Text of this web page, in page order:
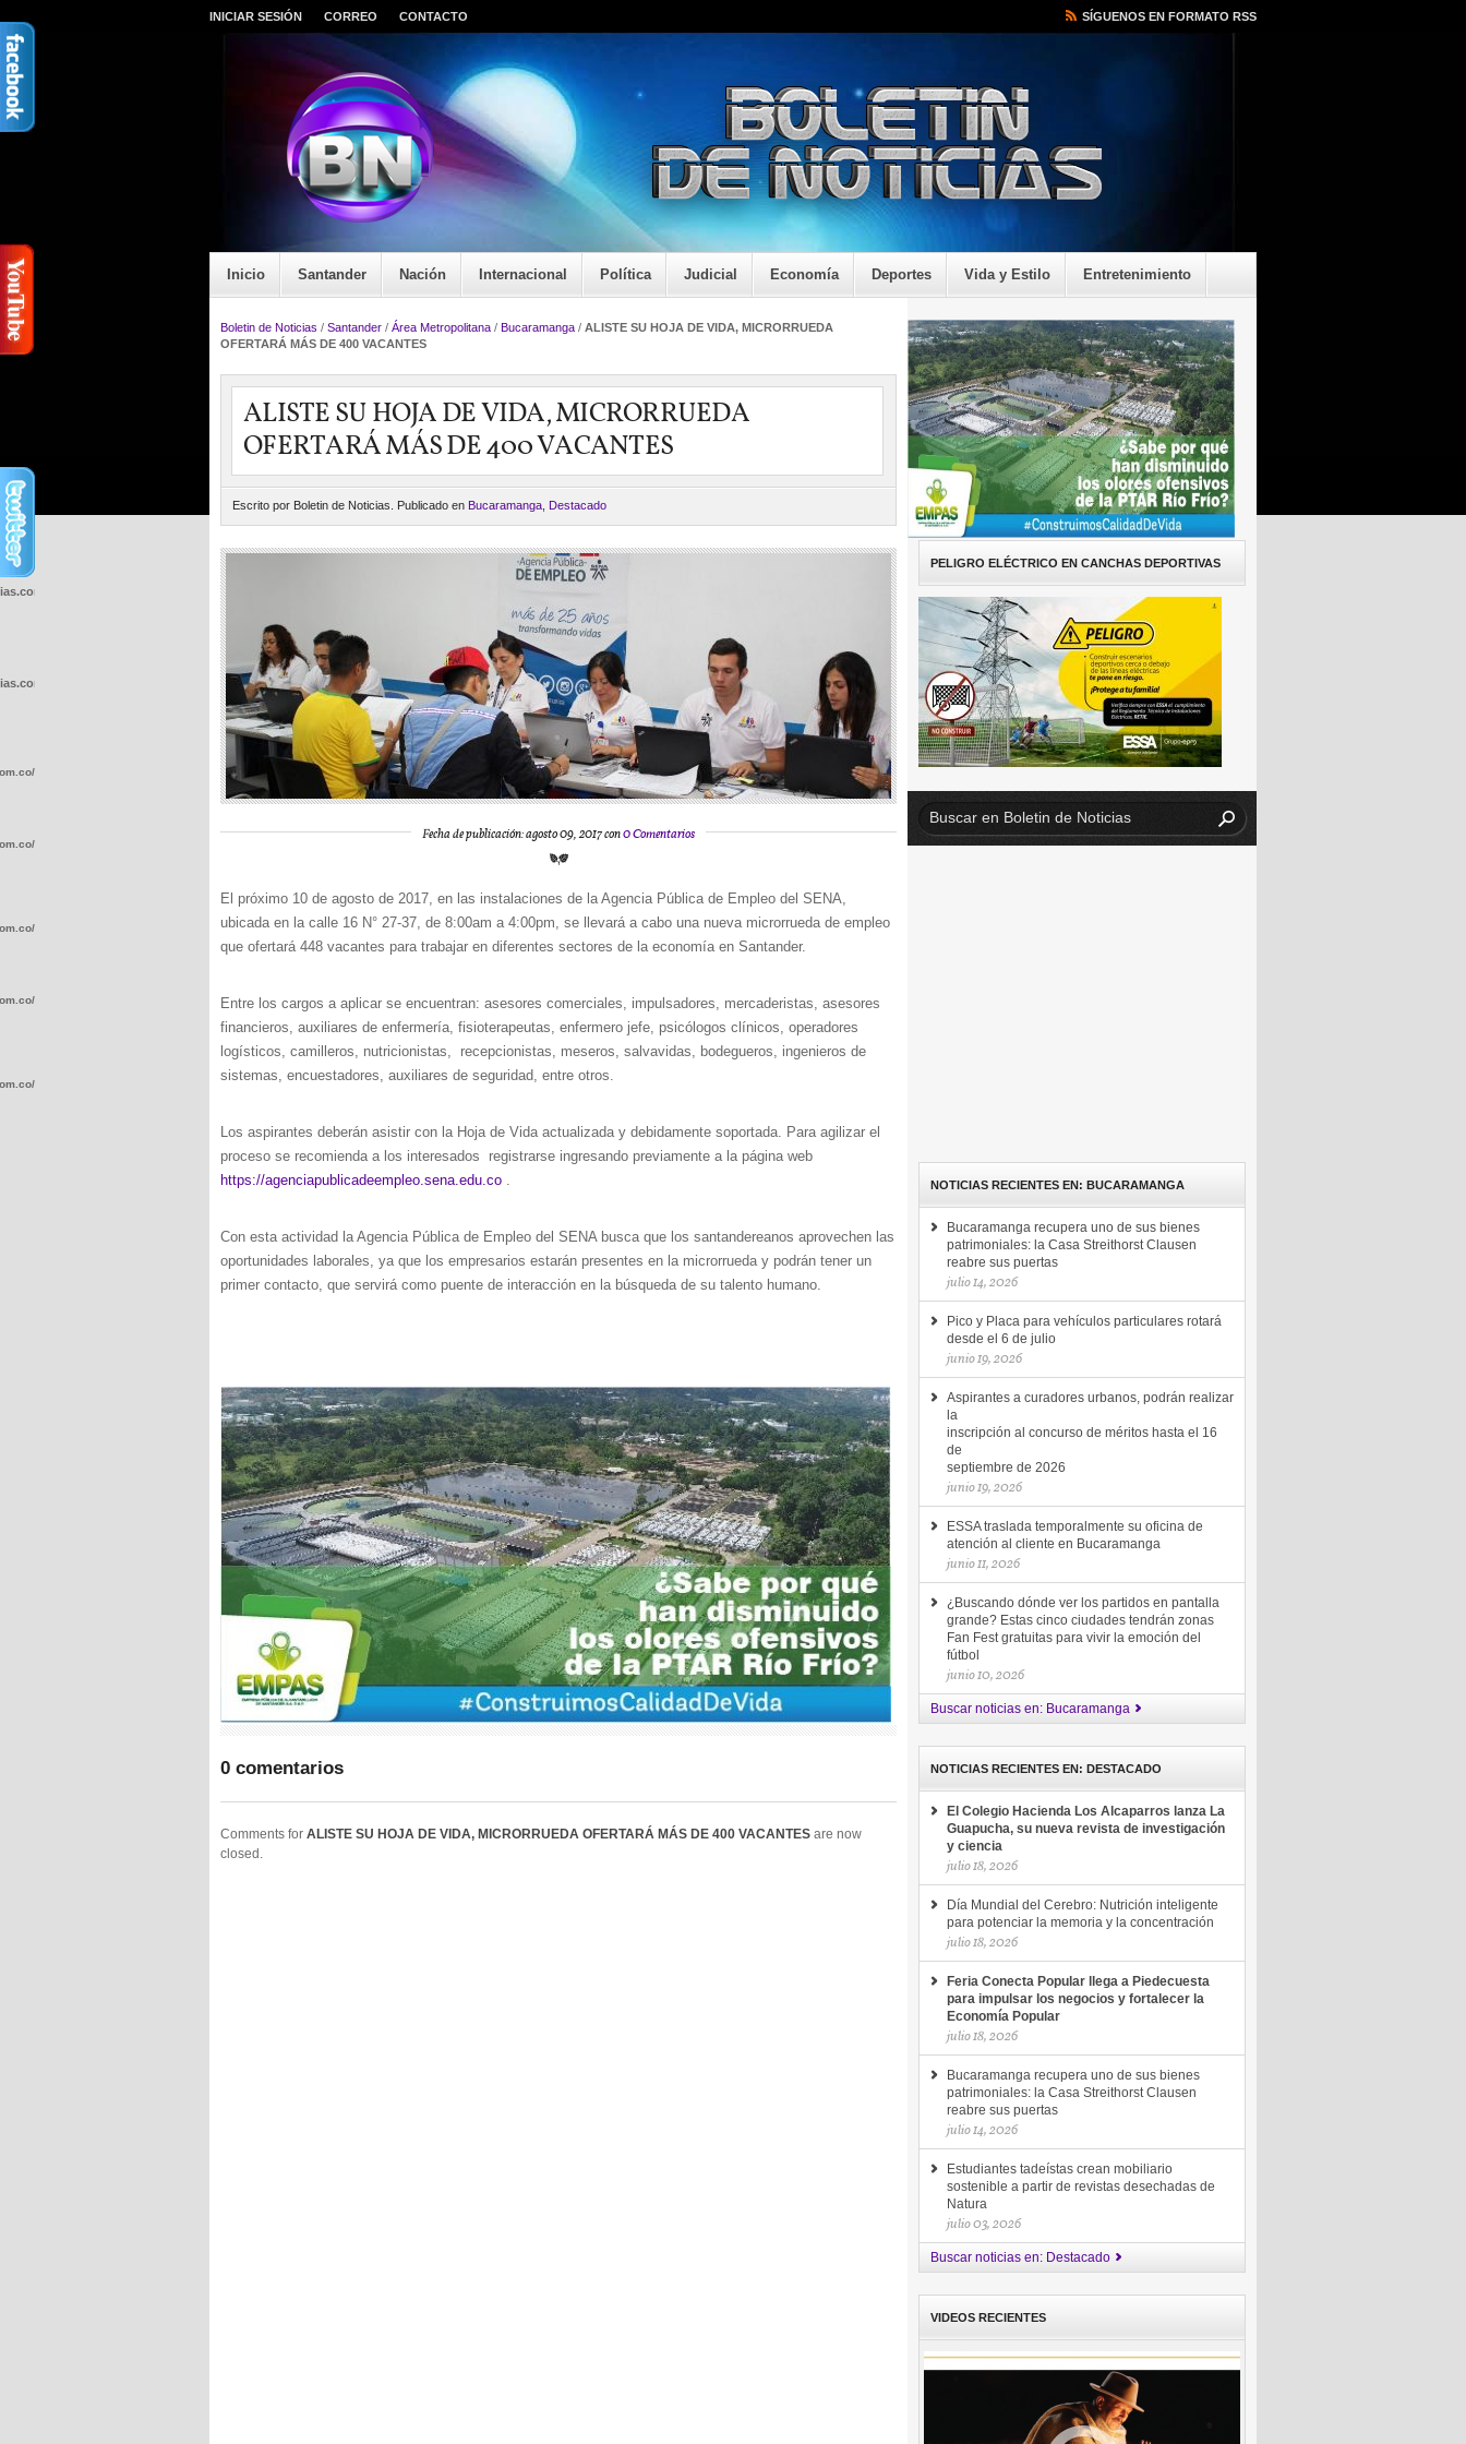
INICIAR SESIÓN CORREO CONTACTO SÍGUENOS EN FORMATO RSS
Inicio Santander Nación Internacional Política Judicial Economía Deportes Vida y Estilo Entretenimiento
Boletin de Noticias / Santander / Área Metropolitana / Bucaramanga / ALISTE SU HOJA DE VIDA, MICRORRUEDA
OFERTARÁ MÁS DE 400 VACANTES
ALISTE SU HOJA DE VIDA, MICRORRUEDA
OFERTARÁ MÁS DE 400 VACANTES
Escrito por Boletin de Noticias. Publicado en Bucaramanga Destacado
Fecha de publicación: agosto 09, 2017 con0 Comentarios
El próximo 10 de agosto de 2017, en las instalaciones de la Agencia Pública de Empleo del SENA,
ubicada en la calle 16 N° 27-37, de 8:00am a 4:00pm, se llevará a cabo una nueva microrrueda de empleo
que ofertará 448 vacantes para trabajar en diferentes sectores de la economía en Santander.
Entre los cargos a aplicar se encuentran: asesores comerciales, impulsadores, mercaderistas, asesores
financieros, auxiliares de enfermería, fisioterapeutas, enfermero jefe, psicólogos clínicos, operadores
logísticos, camilleros, nutricionistas, recepcionistas, meseros, salvavidas, bodegueros, ingenieros de
sistemas, encuestadores, auxiliares de seguridad, entre otros.
Los aspirantes deberán asistir con la Hoja de Vida actualizada y debidamente soportada. Para agilizar el
proceso se recomienda a los interesados registrarse ingresando previamente a la página web
https://agenciapublicadeempleo.sena.edu.co .
Con esta actividad la Agencia Pública de Empleo del SENA busca que los santandereanos aprovechen las
oportunidades laborales, ya que los empresarios estarán presentes en la microrrueda y podrán tener un
primer contacto, que servirá como puente de interacción en la búsqueda de su talento humano.
0 comentarios
Comments for ALISTE SU HOJA DE VIDA, MICRORRUEDA OFERTARÁ MÁS DE 400 VACANTES are now
closed.
PELIGRO ELÉCTRICO EN CANCHAS DEPORTIVAS
NOTICIAS RECIENTES EN: BUCARAMANGA
Bucaramanga recupera uno de sus bienes
patrimoniales: la Casa Streithorst Clausen
reabre sus puertas
julio 14, 2026
Pico y Placa para vehículos particulares rotará
desde el 6 de julio
junio 19, 2026
Aspirantes a curadores urbanos, podrán realizar
la
inscripción al concurso de méritos hasta el 16
de
septiembre de 2026
junio 19, 2026
ESSA traslada temporalmente su oficina de
atención al cliente en Bucaramanga
junio 11, 2026
¿Buscando dónde ver los partidos en pantalla
grande? Estas cinco ciudades tendrán zonas
Fan Fest gratuitas para vivir la emoción del
fútbol
junio 10, 2026
Buscar noticias en: Bucaramanga
NOTICIAS RECIENTES EN: DESTACADO
El Colegio Hacienda Los Alcaparros lanza La
Guapucha, su nueva revista de investigación
y ciencia
julio 18, 2026
Día Mundial del Cerebro: Nutrición inteligente
para potenciar la memoria y la concentración
julio 18, 2026
Feria Conecta Popular llega a Piedecuesta
para impulsar los negocios y fortalecer la
Economía Popular
julio 18, 2026
Bucaramanga recupera uno de sus bienes
patrimoniales: la Casa Streithorst Clausen
reabre sus puertas
julio 14, 2026
Estudiantes tadeístas crean mobiliario
sostenible a partir de revistas desechadas de
Natura
julio 03, 2026
Buscar noticias en: Destacado
VIDEOS RECIENTES
wp-
wp-
wp-
wp-
wp-
wp-
wp-